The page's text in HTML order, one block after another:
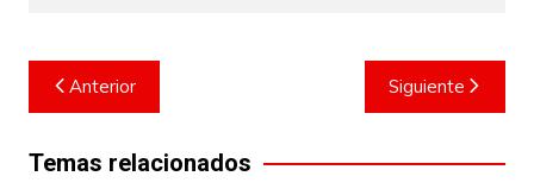
Navegación
de
entradas
Anterior Siguiente
Temas relacionados